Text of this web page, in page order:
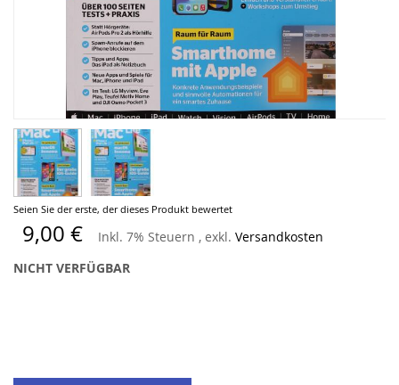
Seien Sie der erste, der dieses Produkt bewertet
9,00 € Inkl. 7% Steuern , exkl. Versandkosten
NICHT VERFÜGBAR
Zum
Anfang
der
Bildergalerie
springen